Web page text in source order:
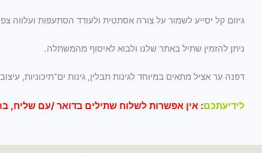
גיזום קל יסייע לשמור על צורה אסתטית ולעודד הסתעפות ועלווה
ניתן להזמין שתיל באתר שלנו ולבוא לאיסוף מהמשתלה.
דפנה ער אציל מתאים במיוחד לגינות תבלין, גינות ים־תיכוניות,
לידיעתכם: אין אפשרות לשלוח שתילים בדואר /עם